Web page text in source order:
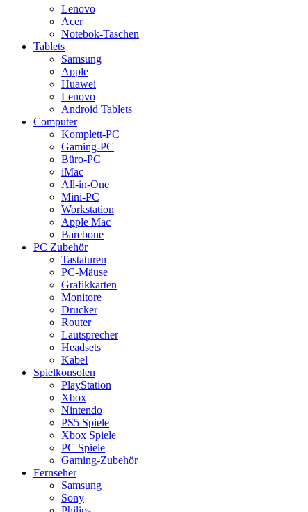
Lenovo
Acer
Notebok-Taschen
Tablets
Samsung
Apple
Huawei
Lenovo
Android Tablets
Computer
Komplett-PC
Gaming-PC
Büro-PC
iMac
All-in-One
Mini-PC
Workstation
Apple Mac
Barebone
PC Zubehör
Tastaturen
PC-Mäuse
Grafikkarten
Monitore
Drucker
Router
Lautsprecher
Headsets
Kabel
Spielkonsolen
PlayStation
Xbox
Nintendo
PS5 Spiele
Xbox Spiele
PC Spiele
Gaming-Zubehör
Fernseher
Samsung
Sony